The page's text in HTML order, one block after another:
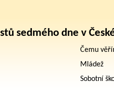
sedmého dne v
Čemu
Mládež
Sobotní